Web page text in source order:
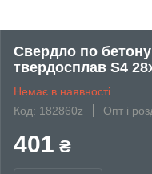
Свердло по
твердосплав S4
Немає в наявності
Код: 182860z
Опт і
401 ₴